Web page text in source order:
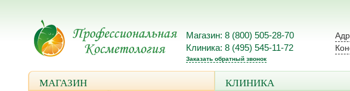
Магазин: 8 (800) 505-28-70
Клиника: 8 (495) 545-11-72
Заказать обратный звонок
МАГАЗИН КЛИНИКА